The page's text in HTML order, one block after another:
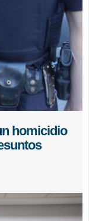
homicidio